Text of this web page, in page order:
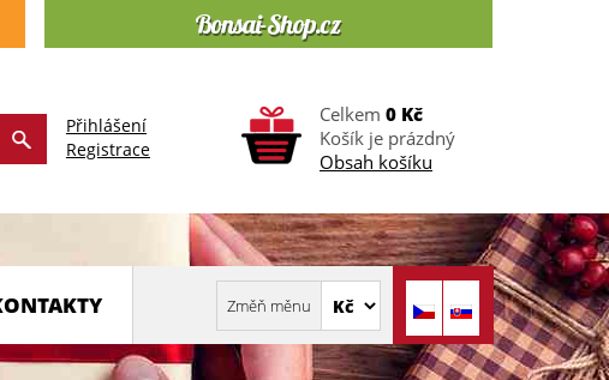
Přihlášení
Registrace
Celkem 0 Kč
Košík je prázdný
Obsah košíku